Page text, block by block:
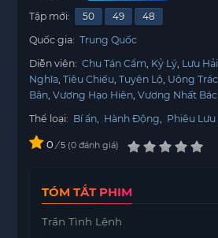
Tập mới: 50 49
48
Quốc gia: Trung Quốc
Diễn viên: Chu Tán Cẩm Kỷ Lý Lưu
Nghĩa Tiêu Chiếu Tuyên Lộ Uông
Bân Vương Hạo Hiên Vương Nhất Bác
Thể loại: Bí ẩn, Hành Động, Phiêu Lưu
0 / 5 0 đánh giá
TÓM TẮT PHIM
Trần Tình Lệnh